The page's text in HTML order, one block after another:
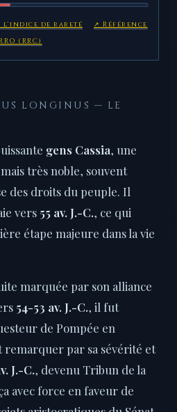
l'indice de rareté
↗ Référence
(RRC)
LONGINUS — LE
gens Cassia, une
très noble, souvent
des droits du peuple. Il
vers 55 av. J.-C., ce qui
étape majeure dans la vie
marquée par son alliance
54-53 av. J.-C., il fut
de Pompée en
remarquer par sa sévérité et
J.-C., devenu Tribun de la
avec force en faveur de